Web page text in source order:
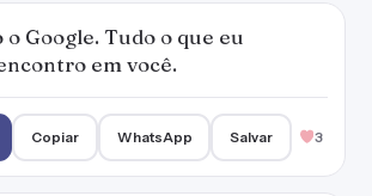
o Google. Tudo o que eu
em você.
Copiar WhatsApp Salvar 3